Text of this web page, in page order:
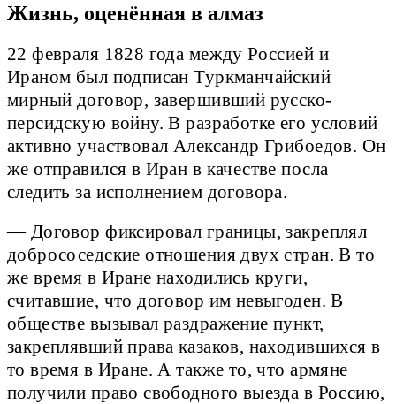
Жизнь, оценённая в алмаз
22 февраля 1828 года между Россией и
Ираном был подписан Туркманчайский
мирный договор, завершивший русско-
персидскую войну. В разработке его условий
активно участвовал Александр Грибоедов. Он
же отправился в Иран в качестве посла
следить за исполнением договора.
— Договор фиксировал границы, закреплял
добрососедские отношения двух стран. В то
же время в Иране находились круги,
считавшие, что договор им невыгоден. В
обществе вызывал раздражение пункт,
закреплявший права казаков, находившихся в
то время в Иране. А также то, что армяне
получили право свободного выезда в Россию,